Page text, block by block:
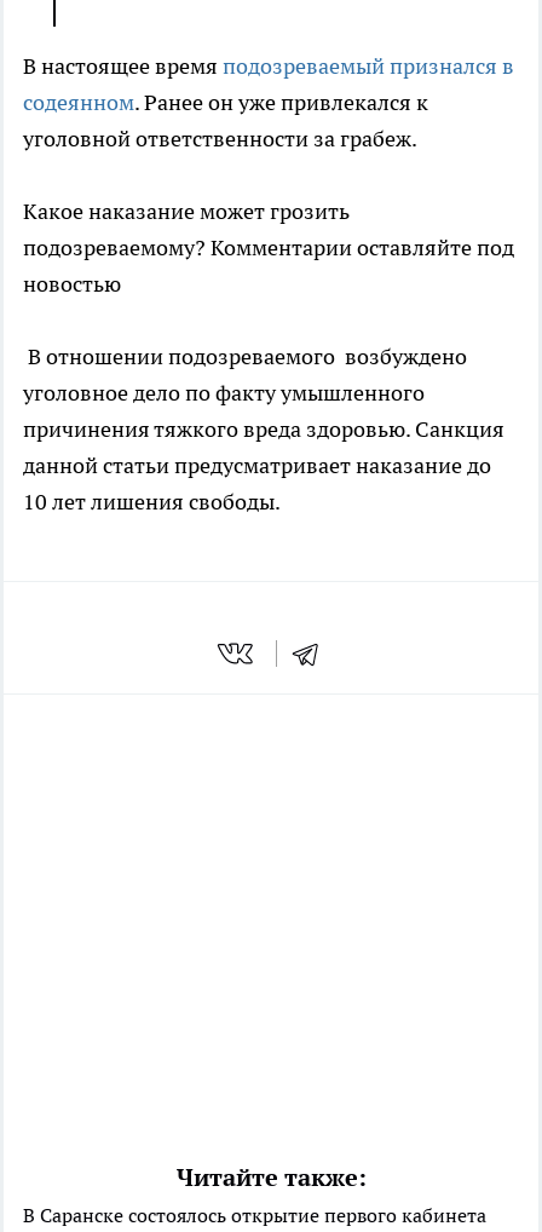
В настоящее время подозреваемый признался в
содеянном. Ранее он уже привлекался к
уголовной ответственности за грабеж.
Какое наказание может грозить
подозреваемому? Комментарии оставляйте под
новостью
В отношении подозреваемого возбуждено
уголовное дело по факту умышленного
причинения тяжкого вреда здоровью. Санкция
данной статьи предусматривает наказание до
10 лет лишения свободы.
Читайте также:
В Саранске состоялось открытие первого кабинета